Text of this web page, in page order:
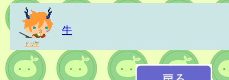
牛
ドリ牛